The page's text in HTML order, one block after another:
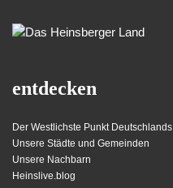
entdecken
Der Westlichste Punkt Deutschlands
Unsere Städte und Gemeinden
Unsere Nachbarn
Heinslive.blog